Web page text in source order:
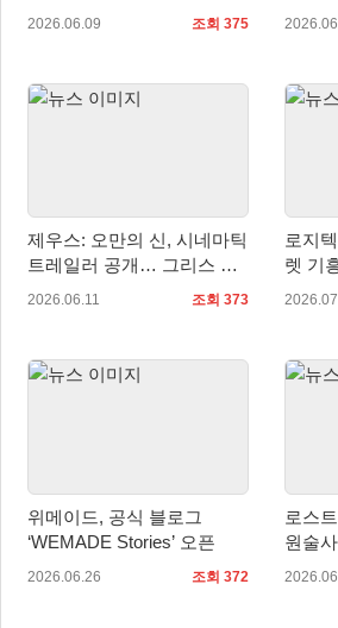
시네마틱 트레일러 공개
2026.06.09 조회 375
국내
제우스: 오만의 신, 시네마틱
트레일러 공개… 그리스 신
화 기반 서사 예고
2026.06.11 조회 373
로지
렛 기
업 스
위메이드, 공식 블로그
‘WEMADE Stories’ 오픈
2026.06.26 조회 372
로스
원술
께 대